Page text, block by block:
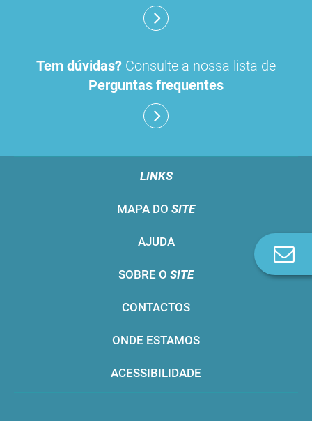
Tem dúvidas? Consulte a nossa lista de
Perguntas frequentes
LINKS
MAPA DO SITE
AJUDA
SOBRE O SITE
CONTACTOS
ONDE ESTAMOS
ACESSIBILIDADE